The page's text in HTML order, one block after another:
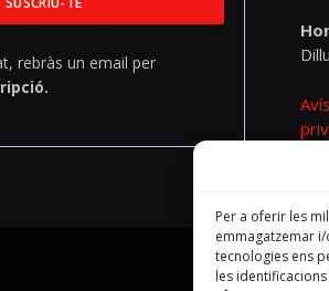
Per a oferir les
emmagatzemar
tecnologies ens
les
rebràs un email per